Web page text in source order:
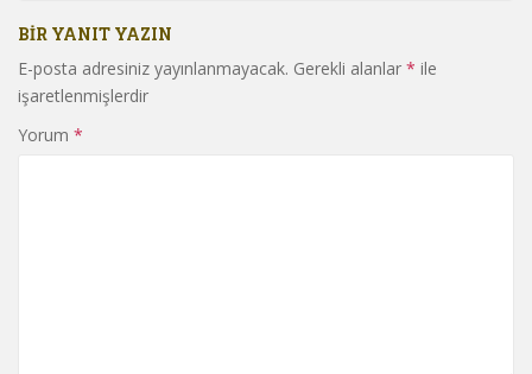
BIR YANIT YAZIN
E-posta adresiniz yayınlanmayacak. Gerekli alanlar * ile
işaretlenmişlerdir
Yorum *